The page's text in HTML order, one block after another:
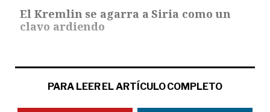
El Kremlin se agarra a Siria como un
clavo ardiendo
PARA LEER EL ARTÍCULO COMPLETO